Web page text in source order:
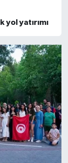
yatırımı